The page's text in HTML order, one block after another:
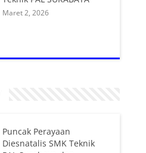
Maret 2, 2026
Puncak Perayaan
Diesnatalis SMK Teknik